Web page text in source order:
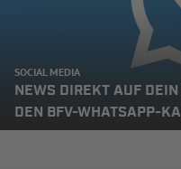
SOCIAL MEDIA
NEWS DIREKT AUF
DEN BFV-WHATSAPP-